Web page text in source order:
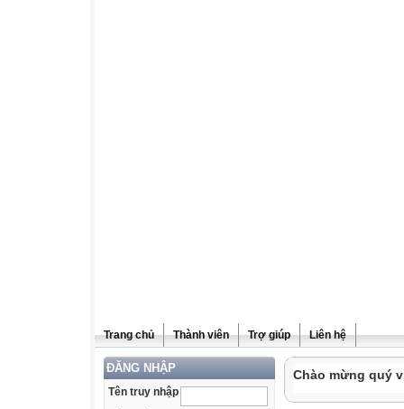
Trang chủ Thành viên Trợ giúp Liên hệ
ĐĂNG NHẬP
Tên truy nhập
Chào mừng quý